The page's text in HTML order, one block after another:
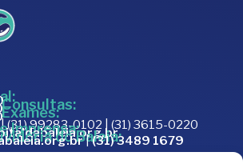
(31) 99283-0102 | (31) 3615-0220
Imprensa:do Baleia:
|(31) 3489 1679